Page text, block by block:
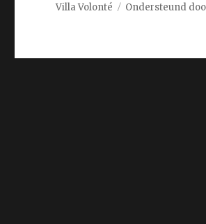
Villa Volonté Ondersteund